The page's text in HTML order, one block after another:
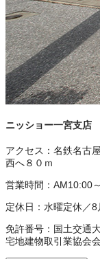
ニッショー一宮支店
アクセス： 名鉄名古
西へ８０ｍ
営業時間： AM10:00
定休日： 水曜定休／
免許番号： 国土交通
宅地建物取引業協会